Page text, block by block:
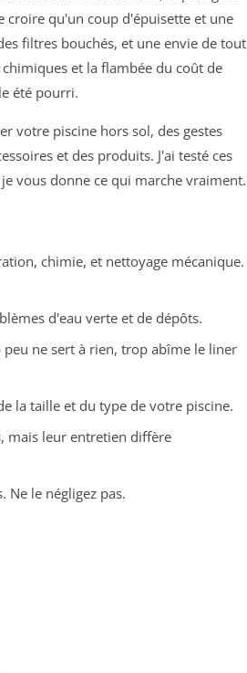
croire qu'un coup d'épuisette et une
filtres bouchés, et une envie de tout
et la flambée du coût de
été pourri.
votre piscine hors sol, des gestes
et des produits. J'ai testé ces
vous donne ce qui marche vraiment.
chimie, et nettoyage mécanique.
d'eau verte et de dépôts.
ne sert à rien, trop abîme le liner
la taille et du type de votre piscine.
mais leur entretien diffère
Ne le négligez pas.